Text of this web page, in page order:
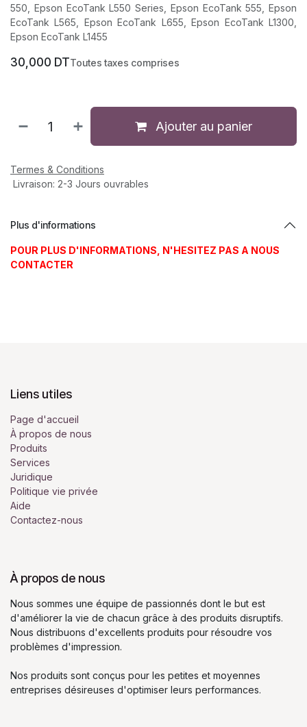
550, Epson EcoTank L550 Series, Epson EcoTank 555, Epson
EcoTank L565, Epson EcoTank L655, Epson EcoTank L1300,
Epson EcoTank L1455
30,000 DTToutes taxes comprises
Ajouter au panier
Termes & Conditions
Livraison: 2-3 Jours ouvrables
Plus d'informations
POUR PLUS D'INFORMATIONS, N'HESITEZ PAS A NOUS
CONTACTER
Liens utiles
Page d'accueil
À propos de nous
Produits
Services
Juridique
Politique vie privée
Aide
Contactez-nous
À propos de nous
Nous sommes une équipe de passionnés dont le but est
d'améliorer la vie de chacun grâce à des produits disruptifs.
Nous distribuons d'excellents produits pour résoudre vos
problèmes d'impression.
Nos produits sont conçus pour les petites et moyennes
entreprises désireuses d'optimiser leurs performances.